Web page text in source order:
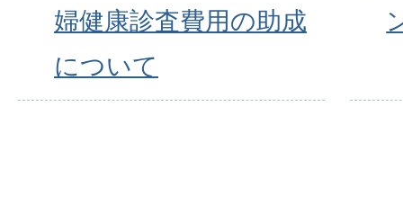
婦健康診査費用の助成
について